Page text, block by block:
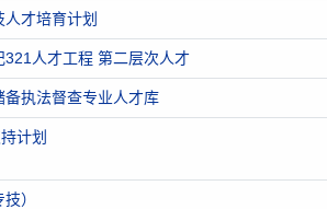
人才培育计划
321人才工程 第二层次人才
备执法督查专业人才库
计划
）